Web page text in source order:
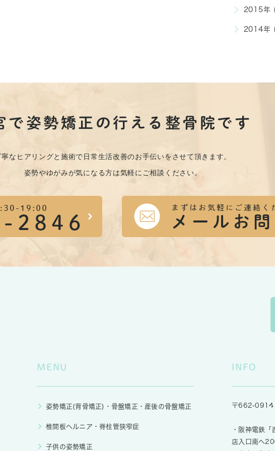
2015年
2014年
で姿勢矯正の行える整骨院です
寧なヒアリングと施術で日常生活改善のお手伝いをさせて頂きます。
姿勢やゆがみが気になる方は気軽にご相談ください。
MENU
姿勢矯正(背骨矯正)・骨盤矯正・産後の骨盤矯正
椎間板ヘルニア・脊柱管狭窄症
子供の姿勢矯正
INFO
〒662-0914
・阪神電鉄
店入口南へ